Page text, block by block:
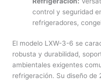
control y seguridad
refrigeradores,
El modelo LXW-3-6 se
robusta y durabilidad,
ambientales exigentes
refrigeración. Su diseño de